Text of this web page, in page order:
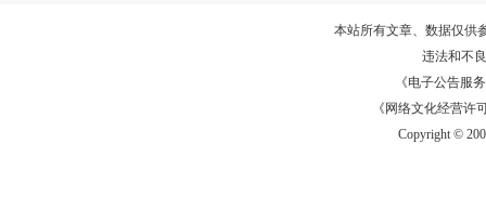
本站所有文章、数据仅供
违法和不
《电子公告服务
《网络文化经营许
Copyright ©